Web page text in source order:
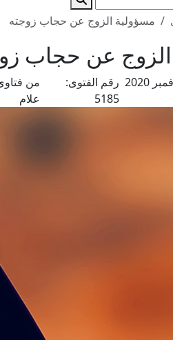
مسؤولية الزوج عن حجاب زوجته
عن حجاب
25 نوفمبر 2020 رقم الفتوى:
5185
من
علام